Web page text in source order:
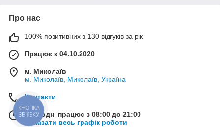
Про нас
100% позитивних з 130 відгуків за рік
Працює з 04.10.2020
м. Миколаїв
м. Миколаїв, Миколаїв, Україна
Контакти
Сьогодні працює з 08:00 до 21:00
Показати весь графік роботи
КНОПКА
ЗВ'ЯЗКУ